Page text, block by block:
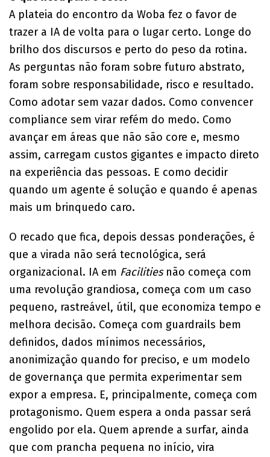
A plateia do encontro da Woba fez o favor de
trazer a IA de volta para o lugar certo. Longe do
brilho dos discursos e perto do peso da rotina.
As perguntas não foram sobre futuro abstrato,
foram sobre responsabilidade, risco e resultado.
Como adotar sem vazar dados. Como convencer
compliance sem virar refém do medo. Como
avançar em áreas que não são core e, mesmo
assim, carregam custos gigantes e impacto direto
na experiência das pessoas. E como decidir
quando um agente é solução e quando é apenas
mais um brinquedo caro.
O recado que fica, depois dessas ponderações, é
que a virada não será tecnológica, será
organizacional. IA em Facilities não começa com
uma revolução grandiosa, começa com um caso
pequeno, rastreável, útil, que economiza tempo e
melhora decisão. Começa com guardrails bem
definidos, dados mínimos necessários,
anonimização quando for preciso, e um modelo
de governança que permita experimentar sem
expor a empresa. E, principalmente, começa com
protagonismo. Quem espera a onda passar será
engolido por ela. Quem aprende a surfar, ainda
que com prancha pequena no início, vira